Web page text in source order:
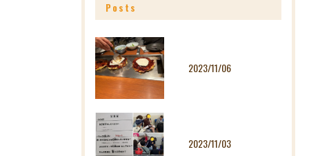
Posts
2023/11/06
2023/11/03